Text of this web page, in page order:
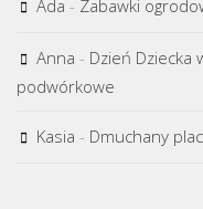
Ada - Zabawki
Anna - Dzień Dziecka
podwórkowe
Kasia - Dmuchany